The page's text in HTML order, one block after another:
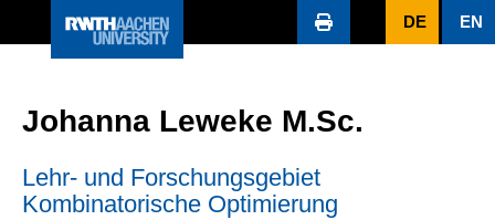
DE EN
Johanna Leweke M.Sc.
Lehr- und Forschungsgebiet
Kombinatorische Optimierung